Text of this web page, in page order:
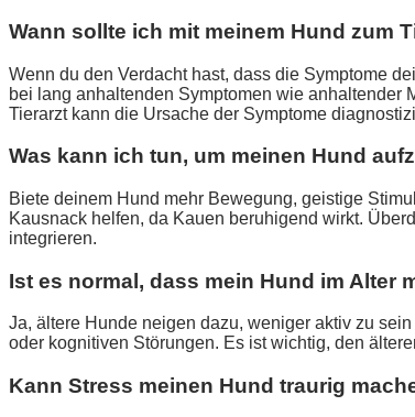
Wann sollte ich mit meinem Hund zum
Wenn du den Verdacht hast, dass die Symptome
bei lang anhaltenden Symptomen wie anhaltender
Tierarzt kann die Ursache der Symptome
Was kann ich tun, um meinen Hund
Biete deinem Hund mehr Bewegung, geistige
Kausnack helfen, da Kauen beruhigend wirkt.
integrieren.
Ist es normal, dass mein Hund im Alter
Ja, ältere Hunde neigen dazu, weniger aktiv zu
oder kognitiven Störungen. Es ist wichtig, den
Kann Stress meinen Hund traurig